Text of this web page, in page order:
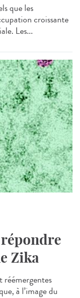
que les
croissante
Les...
Zika
réémergentes
à l’image du